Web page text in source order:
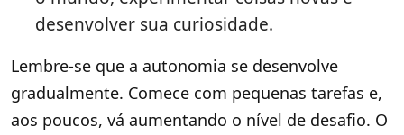
desenvolver sua curiosidade.
Lembre-se que a autonomia se desenvolve
gradualmente. Comece com pequenas tarefas e,
aos poucos, vá aumentando o nível de desafio. O